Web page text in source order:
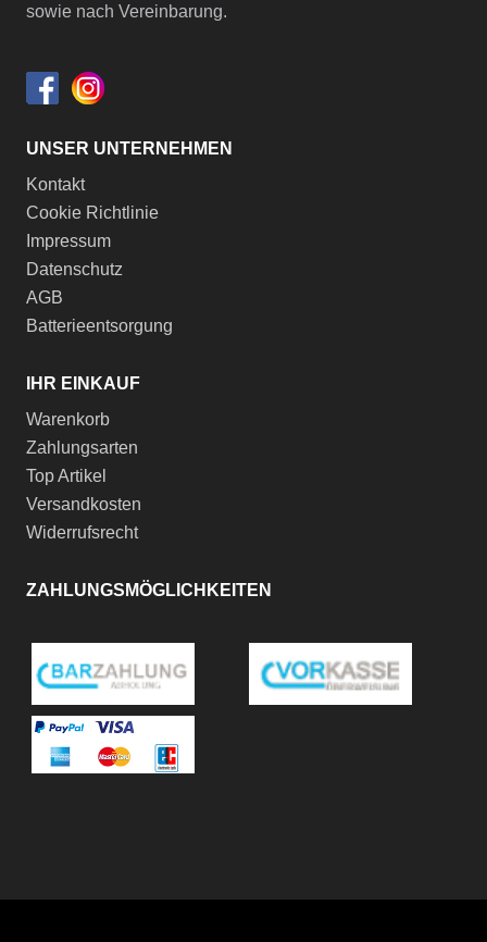
sowie nach Vereinbarung.
UNSER UNTERNEHMEN
Kontakt
Cookie Richtlinie
Impressum
Datenschutz
AGB
Batterieentsorgung
IHR EINKAUF
Warenkorb
Zahlungsarten
Top Artikel
Versandkosten
Widerrufsrecht
ZAHLUNGSMÖGLICHKEITEN